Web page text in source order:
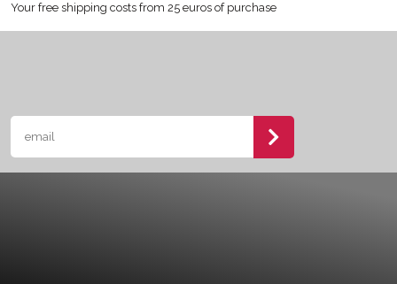
Your free shipping costs from 25 euros of purchase